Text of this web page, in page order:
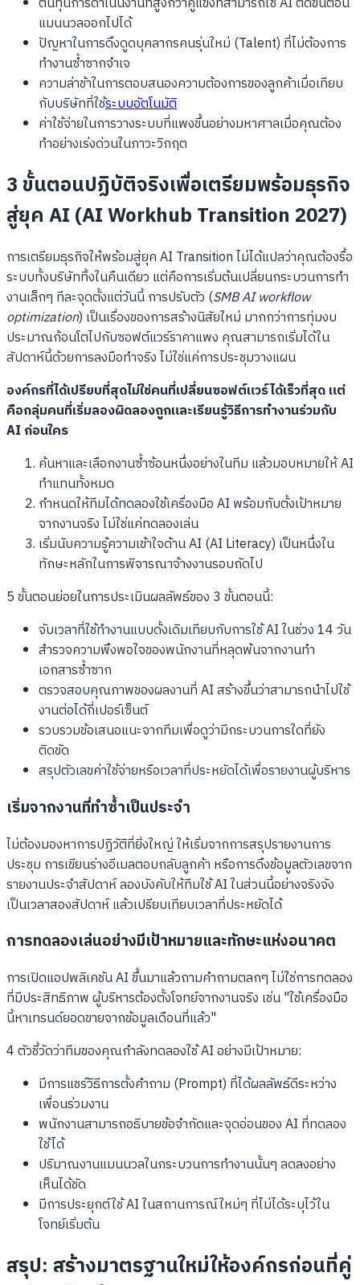
แมนนวลออกไปได้
ปัญหาในการดึงดูดบุคลากรคนรุ่นใหม่ (Talent) ที่ไม่ต้องการ
ทำงานซ้ำซากจำเจ
ความล่าช้าในการตอบสนองความต้องการของลูกค้าเมื่อเทียบ
กับบริษัทที่ใช้ระบบอัตโนมัติ
ค่าใช้จ่ายในการวางระบบที่แพงขึ้นอย่างมหาศาลเมื่อคุณต้อง
ทำอย่างเร่งด่วนในภาวะวิกฤต
3 ขั้นตอนปฏิบัติจริงเพื่อเตรียมพร้อมธุรกิจ
สู่ยุค AI (AI Workhub Transition 2027)
การเตรียมธุรกิจให้พร้อมสู่ยุค AI Transition ไม่ได้แปลว่าคุณต้องรื้อ
ระบบทั้งบริษัททิ้งในคืนเดียว แต่คือการเริ่มต้นเปลี่ยนกระบวนการทำ
งานเล็กๆ ทีละจุดตั้งแต่วันนี้ การปรับตัว (SMB AI workflow
optimization) เป็นเรื่องของการสร้างนิสัยใหม่ มากกว่าการทุ่มงบ
ประมาณก้อนโตไปกับซอฟต์แวร์ราคาแพง คุณสามารถเริ่มได้ใน
สัปดาห์นี้ด้วยการลงมือทำจริง ไม่ใช่แค่การประชุมวางแผน
องค์กรที่ได้เปรียบที่สุดไม่ใช่คนที่เปลี่ยนซอฟต์แวร์ได้เร็วที่สุด แต่
คือกลุ่มคนที่เริ่มลองผิดลองถูกและเรียนรู้วิธีการทำงานร่วมกับ
AI ก่อนใคร
ค้นหาและเลือกงานซ้ำซ้อนหนึ่งอย่างในทีม แล้วมอบหมายให้ AI
ทำแทนทั้งหมด
กำหนดให้ทีมได้ทดลองใช้เครื่องมือ AI พร้อมกับตั้งเป้าหมาย
จากงานจริง ไม่ใช่แค่ทดลองเล่น
เริ่มนับความรู้ความเข้าใจด้าน AI (AI Literacy) เป็นหนึ่งใน
ทักษะหลักในการพิจารณาจ้างงานรอบถัดไป
5 ขั้นตอนย่อยในการประเมินผลลัพธ์ของ 3 ขั้นตอนนี้:
จับเวลาที่ใช้ทำงานแบบดั้งเดิมเทียบกับการใช้ AI ในช่วง 14 วัน
สำรวจความพึงพอใจของพนักงานที่หลุดพ้นจากงานทำ
เอกสารซ้ำซาก
ตรวจสอบคุณภาพของผลงานที่ AI สร้างขึ้นว่าสามารถนำไปใช้
งานต่อได้กี่เปอร์เซ็นต์
รวบรวมข้อเสนอแนะจากทีมเพื่อดูว่ามีกระบวนการใดที่ยัง
ติดขัด
สรุปตัวเลขค่าใช้จ่ายหรือเวลาที่ประหยัดได้เพื่อรายงานผู้บริหาร
เริ่มจากงานที่ทำซ้ำเป็นประจำ
ไม่ต้องมองหาการปฏิวัติที่ยิ่งใหญ่ ให้เริ่มจากการสรุปรายงานการ
ประชุม การเขียนร่างอีเมลตอบกลับลูกค้า หรือการดึงข้อมูลตัวเลขจาก
รายงานประจำสัปดาห์ ลองบังคับให้ทีมใช้ AI ในส่วนนี้อย่างจริงจัง
เป็นเวลาสองสัปดาห์ แล้วเปรียบเทียบเวลาที่ประหยัดได้
การทดลองเล่นอย่างมีเป้าหมายและทักษะแห่งอนาคต
การเปิดแอปพลิเคชัน AI ขึ้นมาแล้วถามคำถามตลกๆ ไม่ใช่การทดลอง
ที่มีประสิทธิภาพ ผู้บริหารต้องตั้งโจทย์จากงานจริง เช่น "ใช้เครื่องมือ
นี้หาเทรนด์ยอดขายจากข้อมูลเดือนที่แล้ว"
4 ตัวชี้วัดว่าทีมของคุณกำลังทดลองใช้ AI อย่างมีเป้าหมาย:
มีการแชร์วิธีการตั้งคำถาม (Prompt) ที่ได้ผลลัพธ์ดีระหว่าง
เพื่อนร่วมงาน
พนักงานสามารถอธิบายข้อจำกัดและจุดอ่อนของ AI ที่ทดลอง
ใช้ได้
ปริมาณงานแมนนวลในกระบวนการทำงานนั้นๆ ลดลงอย่าง
เห็นได้ชัด
มีการประยุกต์ใช้ AI ในสถานการณ์ใหม่ๆ ที่ไม่ได้ระบุไว้ใน
โจทย์เริ่มต้น
สรุป: สร้างมาตรฐานใหม่ให้องค์กรก่อนที่คู่